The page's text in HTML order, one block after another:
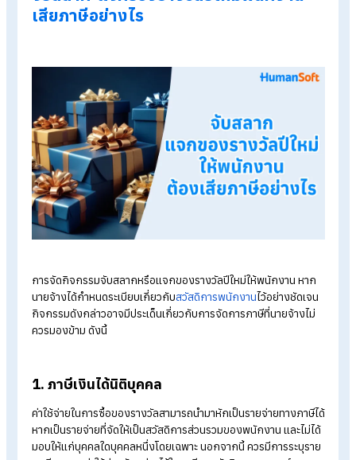
นายจ้างจำเป็นต้องทำหน้าที่หักภาษี ณ ที่จ่ายก่อนมอบของรางวัลใ
รู้จักโปรแกรม HR ของ HumanSoft เพิ่มเติม
โปรแกรมคำนวณเงินเดือนอัตโนมัติ
ระบบลงเวลาทำงานออนไลน์
ราคาโปรแกรมเงินเดือน เริ่มต้น 590 บาท/เดือน
ทดลองใช้งานฟรี 30 วัน
เสียภาษีอย่างไร